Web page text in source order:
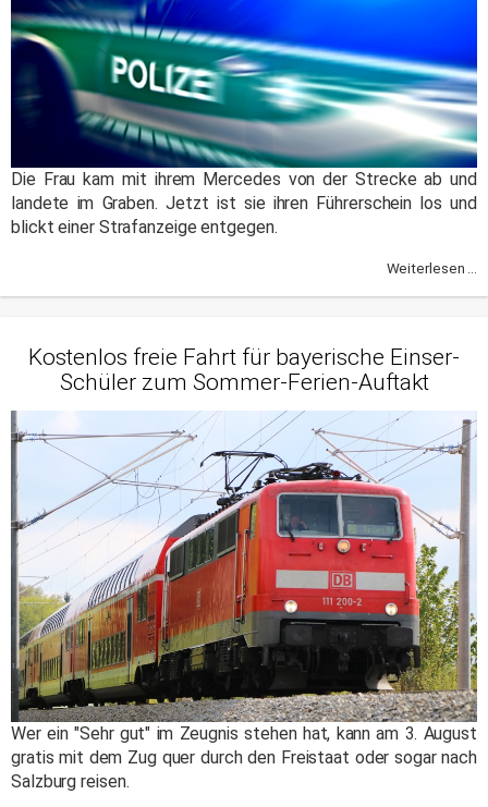
Die Frau kam mit ihrem Mercedes von der Strecke ab und
landete im Graben. Jetzt ist sie ihren Führerschein los und
blickt einer Strafanzeige entgegen.
Weiterlesen ...
Kostenlos freie Fahrt für bayerische Einser-
Schüler zum Sommer-Ferien-Auftakt
Wer ein "Sehr gut" im Zeugnis stehen hat, kann am 3. August
gratis mit dem Zug quer durch den Freistaat oder sogar nach
Salzburg reisen.